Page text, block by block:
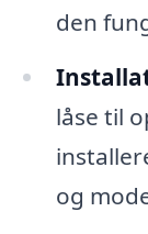
den
låse til
og